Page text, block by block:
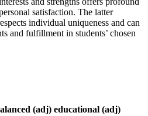
satisfaction. The latter
individual uniqueness and can
and fulfillment in students’ chosen
(adj) educational (adj)